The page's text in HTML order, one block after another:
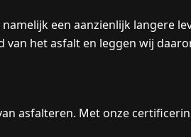
een aanzienlijk langere
het asfalt en leggen wij
asfalteren. Met onze